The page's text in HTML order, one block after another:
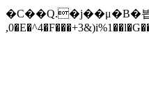
�C��Q.�j��μ�B�븹